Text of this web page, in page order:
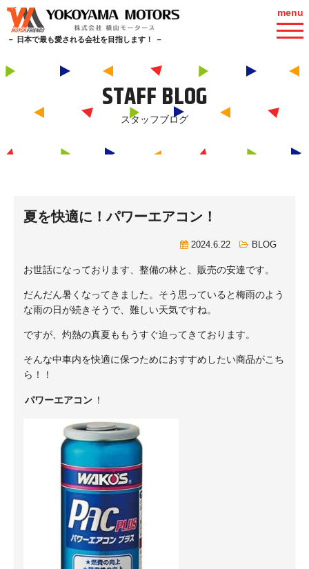
－ 日本で最も愛される会社を目指します！ －
menu
STAFF BLOG
スタッフブログ
夏を快適に！パワーエアコン！
2024.6.22 BLOG
お世話になっております、整備の林と、販売の安達です。
だんだん暑くなってきました。そう思っていると梅雨のよう
な雨の日が続きそうで、難しい天気ですね。
ですが、灼熱の真夏ももうすぐ迫ってきております。
そんな中車内を快適に保つためにおすすめしたい商品がこち
ら！！
パワーエアコン ！